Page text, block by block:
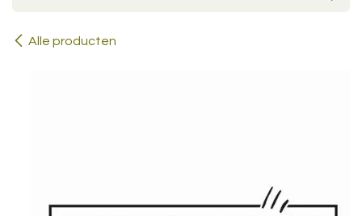
Alle producten